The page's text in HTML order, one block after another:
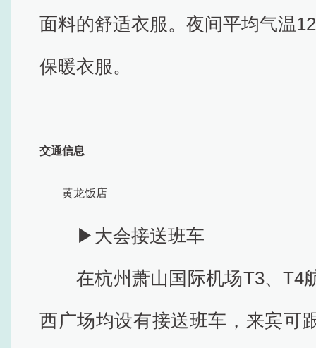
面料的舒适衣服。夜间平均气温
保暖衣服。
交通信息
黄龙饭店
▶大会接送班车
在杭州萧山国际机场T3、T4
西广场均设有接送班车，来宾可